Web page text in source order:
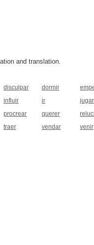
and translation.
disculpar dormir
influir ir jugar
procrear querer
traer vendar venir